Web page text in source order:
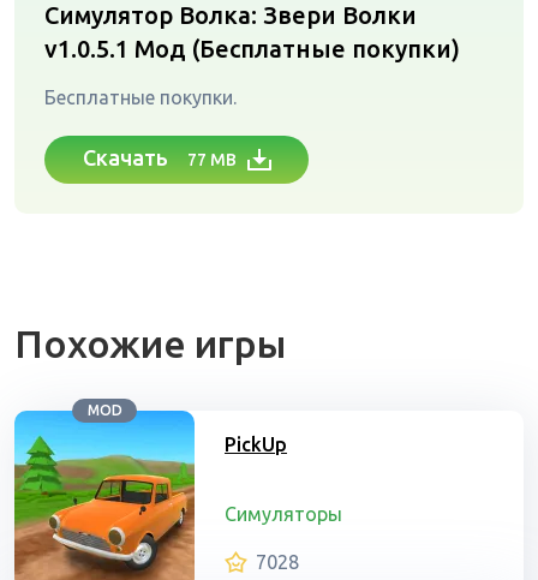
Симулятор Волка: Звери Волки
v1.0.5.1 Мод (Бесплатные покупки)
Бесплатные покупки.
Скачать 77 MB
Похожие игры
MOD
PickUp
Симуляторы
7028